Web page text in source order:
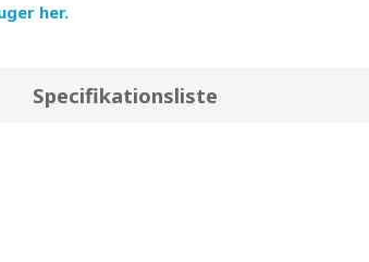
her.
Specifikationsliste